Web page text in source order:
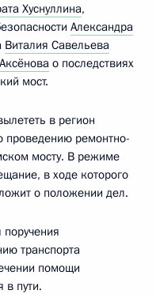
Хуснуллина,
Александра
Виталия Савельева
о последствиях
мост.
в регион
проведению ремонтно-
мосту. В режиме
в ходе которого
о положении дел.
поручения
транспорта
помощи
в пути.